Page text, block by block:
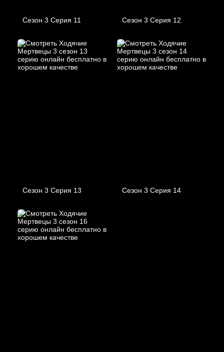
Сезон 3 Серия 11 Сезон 3 Серия 12
Сезон 3 Серия 13 Сезон 3 Серия 14